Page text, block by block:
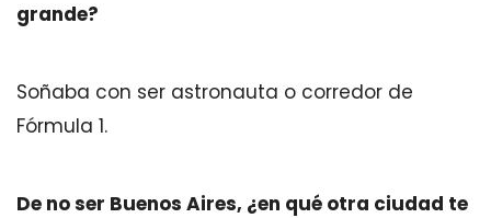
grande?
Soñaba con ser astronauta o corredor de
Fórmula 1.
De no ser Buenos Aires, ¿en qué otra ciudad te